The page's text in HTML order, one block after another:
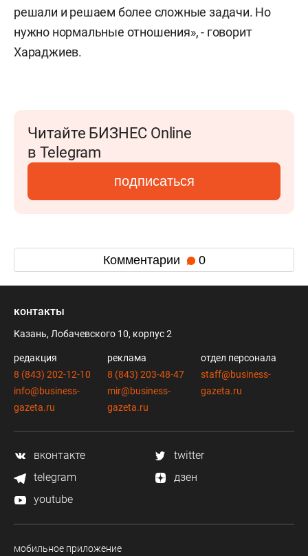
решали и решаем более сложные задачи. Но
нужно нормальные отношения», - говорит
Хараджиев.
Читайте БИЗНЕС Online
в Telegram
подписаться
Комментарии 0
контакты
Казань, Лобачевского 10, корпус 2
редакция
8 (843) 202-12-10
info@business-
gazeta.ru
реклама
8 (843) 203-48-47
mir@business-
gazeta.ru
отдел персонала
staff@business-
gazeta.ru
вконтакте
twitter
telegram
дзен
youtube
мобильное приложение